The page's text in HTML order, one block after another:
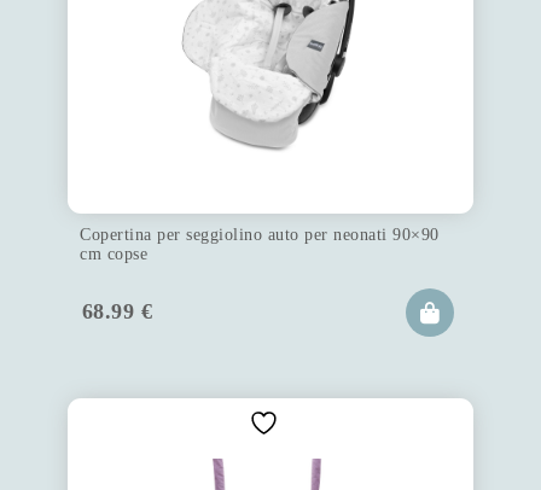
Copertina per seggiolino auto per neonati 90×90
cm copse
68.99 €